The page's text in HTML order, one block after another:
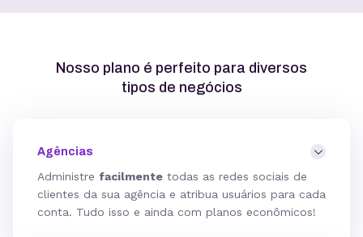
Nosso plano é perfeito para diversos
tipos de negócios
Agências
Administre facilmente todas as redes sociais de
clientes da sua agência e atribua usuários para cada
conta. Tudo isso e ainda com planos econômicos!